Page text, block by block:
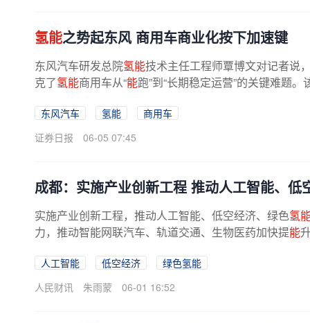
氢能之势起东风 商用车商业化按下加速键
东风汽车研发总院氢能技术主任工程师覃博文对记者说
克了氢能商用车从“能跑”到“长期稳定运营”的关键难题
东风汽车 氢能
商用车
证券日报
06-05 07:45
成都：实施产业创新工程 推动人工智能、低
实施产业创新工程，推动人工智能、低空经济、绿色氢
力，推动智能网联汽车、轨道交通、生物医药加快提能
人工智能 低空经济
绿色氢能
人民财讯
朱雨蒙 06-01 16:52